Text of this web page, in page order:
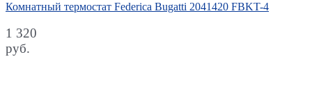
Комнатный термостат Federica Bugatti 2041420 FBKT-4
1 320
руб.